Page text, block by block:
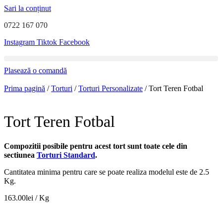
Sari la conținut
0722 167 070
Instagram Tiktok Facebook
Plasează o comandă
Prima pagină /Torturi /Torturi Personalizate / Tort Teren Fotbal
Tort Teren Fotbal
Compozitii posibile pentru acest tort sunt toate cele din
sectiunea Torturi Standard.
Cantitatea minima pentru care se poate realiza modelul este de 2.5
Kg.
163.00lei / Kg